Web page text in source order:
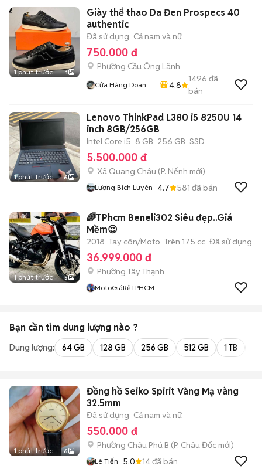
1 phút trước 1
Giày thể thao Da Đen Prospecs 40
authentic
Đã sử dụng Cả nam và nữ
750.000 đ
Phường Cầu Ông Lãnh
Cửa Hàng Doan
4.8
1496 đã
bán
1 phút trước 6
Lenovo ThinkPad L380 i5 8250U 14
inch 8GB/256GB
Intel Core i5 8 GB 256 GB SSD
5.500.000 đ
Xã Quang Châu (P. Nếnh mới)
Lương Bích Luyên 4.7 581 đã bán
1 phút trước 5
🌈TPhcm Beneli302 Siêu đẹp..Giá
Mềm😍
2018 Tay côn/Moto Trên 175 cc Đã sử dụng
36.999.000 đ
Phường Tây Thạnh
MotoGiáRẻTPHCM
Bạn cần tìm dung lượng nào ?
Dung lượng: 64 GB 128 GB 256 GB 512 GB 1 TB
1 phút trước 6
Đồng hồ Seiko Spirit Vàng Mạ vàng
32.5mm
Đã sử dụng Cả nam và nữ
550.000 đ
Phường Châu Phú B (P. Châu Đốc mới)
Lê Tiến 5.0 14đã bán